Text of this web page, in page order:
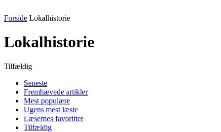
Forside Lokalhistorie
Lokalhistorie
Tilfældig
Seneste
Fremhævede artikler
Mest populære
Ugens mest læste
Læsernes favoritter
Tilfældig